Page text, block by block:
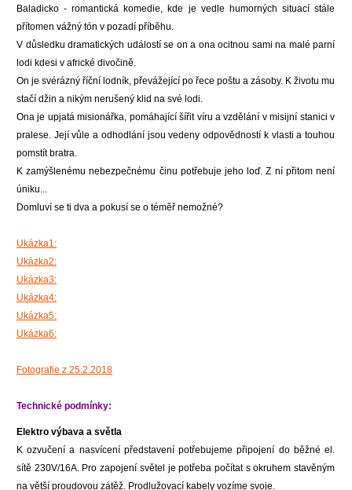
Baladicko - romantická komedie, kde je vedle humorných situací stále
přítomen vážný tón v pozadí příběhu.
V důsledku dramatických událostí se on a ona ocitnou sami na malé parní
lodi kdesi v africké divočině.
On je svérázný říční lodník, převážející po řece poštu a zásoby. K životu mu
stačí džin a nikým nerušený klid na své lodi.
Ona je upjatá misionářka, pomáhající šířit víru a vzdělání v misijní stanici v
pralese. Její vůle a odhodlání jsou vedeny odpovědností k vlasti a touhou
pomstít bratra.
K zamýšlenému nebezpečnému činu potřebuje jeho loď. Z ní přitom není
úniku...
Domluví se ti dva a pokusí se o téměř nemožné?
Ukázka1:
Ukázka2:
Ukázka3:
Ukázka4:
Ukázka5:
Ukázka6:
Fotografie z 25.2.2018
Technické podmínky:
Elektro výbava a světla
K ozvučení a nasvícení představení potřebujeme připojení do běžné el.
sítě 230V/16A. Pro zapojení světel je potřeba počítat s okruhem stavěným
na větší proudovou zátěž. Prodlužovací kabely vozíme svoje.